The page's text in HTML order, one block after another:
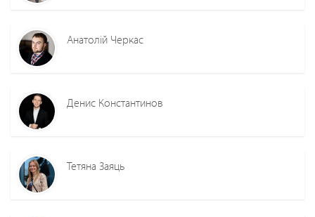
Анатолій Черкас
Денис Константинов
Тетяна Заяць